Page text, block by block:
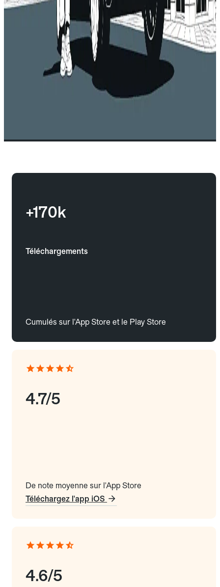
+170k
Téléchargements
Cumulés sur l'App Store et le Play Store
4.7/5
De note moyenne sur l'App Store
Téléchargez l'app iOS
4.6/5